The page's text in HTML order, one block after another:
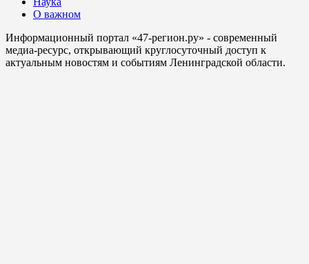
О важном
Информационный портал «47-регион.ру» - современный
медиа-ресурс, открывающий круглосуточный доступ к
актуальным новостям и событиям Ленинградской области.